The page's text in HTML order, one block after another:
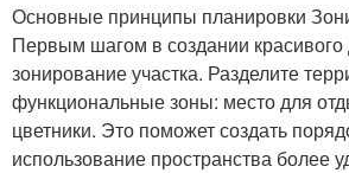
Основные принципы планировки
Первым шагом в создании красивого
зонирование участка. Разделите
функциональные зоны: место для
цветники. Это поможет создать
использование пространства более